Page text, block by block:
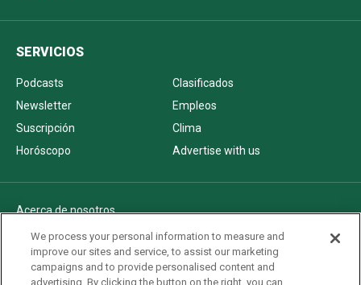
SERVICIOS
Podcasts
Clasificados
Newsletter
Empleos
Suscripción
Clima
Horóscopo
Advertise with us
Acerca de nosotros
Politica de privacidad
Pautas Editoriales
AdChoices
We process your personal information to measure and
improve our sites and service, to assist our marketing
campaigns and to provide personalised content and
advertising. By clicking the button on the right, you can